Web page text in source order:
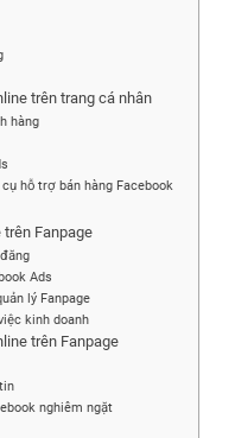
trên trang cá nhân
hàng
hỗ trợ bán hàng Facebook
Fanpage
Ads
lý Fanpage
kinh doanh
trên Fanpage
nghiêm ngặt